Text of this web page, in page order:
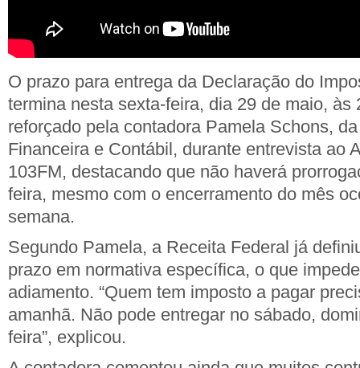
O prazo para entrega da Declaração do
termina nesta sexta-feira, dia 29 de maio, às
reforçado pela contadora Pamela Schons,
Financeira e Contábil, durante entrevista ao
103FM, destacando que não haverá
feira, mesmo com o encerramento do mês
semana.
Segundo Pamela, a Receita Federal já
prazo em normativa específica, o que
adiamento. “Quem tem imposto a pagar
amanhã. Não pode entregar no sábado,
feira”, explicou.